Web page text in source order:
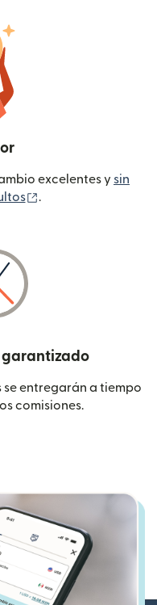
excelentes y sin
.
garantizado
se entregarán a tiempo
comisiones.